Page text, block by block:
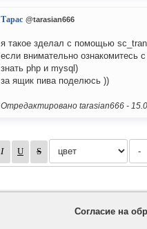
Тарас @tarasian666
я такое зделал с помощью
если внимательно ознакомитесь
знать php и mysql)
за ящик пива поделюсь ))
Отредактировано tarasian666 -
Согласие на